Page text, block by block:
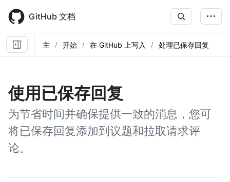
main
content
GitHub 文档
主 开始 在 GitHub 上写入 处理已保存回复
使用已保存回复
为节省时间并确保提供一致的消息，您可
将已保存回复添加到议题和拉取请求评
论。